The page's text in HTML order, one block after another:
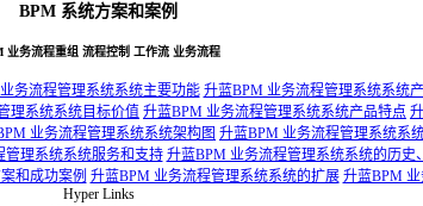
BPM 系统方案和案例
业务流程重组 流程控制 工作流 业务流程
务流程管理系统系统主要功能 升蓝BPM 业务流程管理系统系统
理系统系统目标价值 升蓝BPM 业务流程管理系统系统产品特点
业务流程管理系统系统架构图 升蓝BPM 业务流程管理系统系
管理系统系统服务和支持 升蓝BPM 业务流程管理系统系统的历史
和成功案例 升蓝BPM 业务流程管理系统系统的扩展 升蓝BPM
Hyper Links